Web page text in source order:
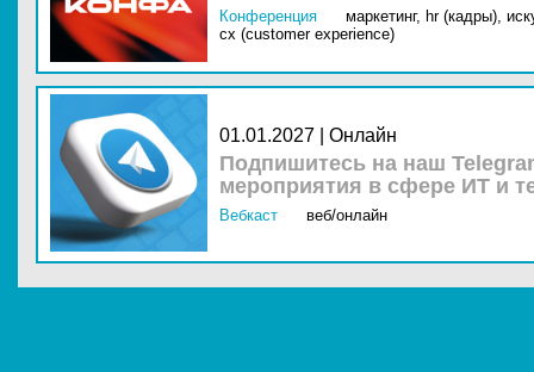
Конференция маркетинг, hr (кадры),
cx (customer experience)
01.01.2027 | Онлайн
Подпишитесь на наш
мероприятия в сфере ИТ и
Вебкаст веб/онлайн